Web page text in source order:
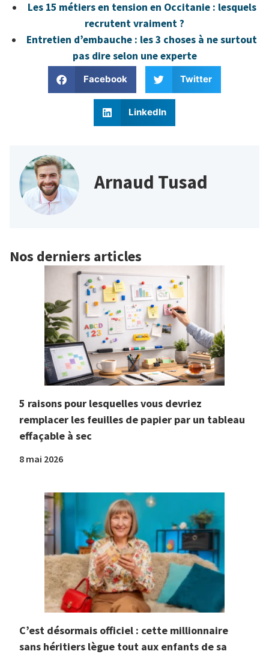
Les 15 métiers en tension en Occitanie : lesquels
recrutent vraiment ?
Entretien d’embauche : les 3 choses à ne surtout
pas dire selon une experte
Facebook Twitter
LinkedIn
Arnaud Tusad
Nos derniers articles
5 raisons pour lesquelles vous devriez
remplacer les feuilles de papier par un tableau
effaçable à sec
8 mai 2026
C’est désormais officiel : cette millionnaire
sans héritiers lègue tout aux enfants de sa